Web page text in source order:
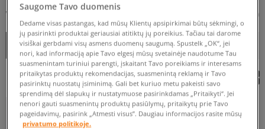
VANS SK8-HI GORE-TEX MTE-1 )
RODYTI FILTRUS Rušiuoti
REKOMENDUOJAMOS
NUO IKI
VYRAMS
Saugome Tavo duomenis
Dedame visas pastangas, kad mūsų Klientų apsipirkimai būtų sėkmingi, o
jų pasirinkti produktai geriausiai atitiktų jų poreikius. Tačiau tai darome
visiškai gerbdami visų asmens duomenų saugumą. Spustelk „OK“, jei
nori, kad informaciją apie Tavo elgesį mūsų svetainėje naudotume Tau
suasmenintam turiniui parengti, įskaitant Tavo poreikiams ir interesams
pritaikytas produktų rekomendacijas, suasmenintą reklamą ir Tavo
pasirinktų nuostatų įsiminimą. Gali bet kuriuo metu pakeisti savo
sprendimą dėl slapukų ir nustatymuose pasirinkdamas „Pritaikyti“. Jei
nenori gauti suasmenintų produktų pasiūlymų, pritaikytų prie Tavo
pageidavimų, pasirink „Atmesti visus”. Daugiau informacijos rasite mūsų
privatumo politikoje.